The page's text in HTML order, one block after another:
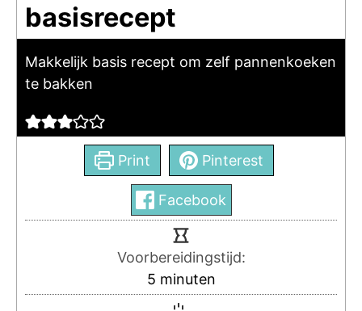
basisrecept
Makkelijk basis recept om zelf pannenkoeken
te bakken
Print Pinterest
Facebook
Voorbereidingstijd:
5 minuten